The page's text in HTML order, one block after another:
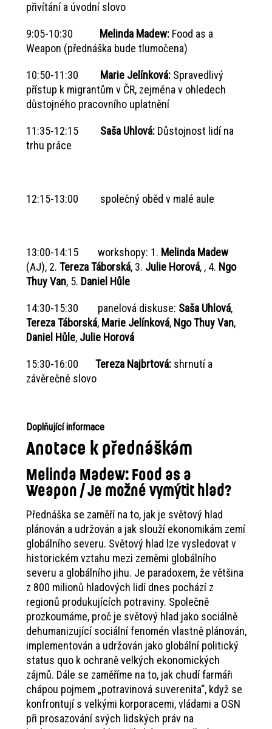
přivítání a úvodní slovo
9:05-10:30 Melinda Madew:Food as a
Weapon (přednáška bude tlumočena)
10:50-11:30 Marie Jelínková:Spravedlivý
přístup k migrantům v ČR, zejména v ohledech
důstojného pracovního uplatnění
11:35-12:15 Saša Uhlová:Důstojnost lidí na
trhu práce
12:15-13:00 společný oběd v malé aule
13:00-14:15 workshopy: 1. Melinda Madew
(AJ), 2. Tereza Táborská, 3. Julie Horová, , 4. Ngo
Thuy Van, 5. Daniel Hůle
14:30-15:30 panelová diskuse: Saša Uhlová,
Tereza Táborská, Marie Jelínková, Ngo Thuy Van,
Daniel Hůle, Julie Horová
15:30-16:00 Tereza Najbrtová:shrnutí a
závěrečné slovo
Doplňující informace
Anotace k přednáškám
Melinda Madew: Food as a
Weapon/Je možné vymýtit hlad?
Přednáška se zaměří na to, jak je světový hlad
plánován a udržován a jak slouží ekonomikám zemí
globálního severu. Světový hlad lze vysledovat v
historickém vztahu mezi zeměmi globálního
severu a globálního jihu. Je paradoxem, že většina
z 800 milionů hladových lidí dnes pochází z
regionů produkujících potraviny. Společně
prozkoumáme, proč je světový hlad jako sociálně
dehumanizující sociální fenomén vlastně plánován,
implementován a udržován jako globální politický
status quo k ochraně velkých ekonomických
zájmů. Dále se zaměříme na to, jak chudí farmáři
chápou pojmem „potravinová suverenita“, když se
konfrontují s velkými korporacemi, vládami a OSN
při prosazování svých lidských práv na